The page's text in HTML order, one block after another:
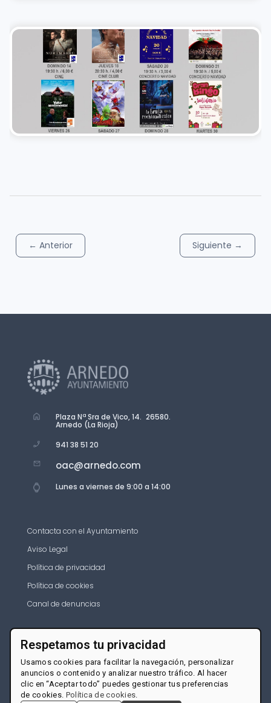
← Anterior Siguiente →
Plaza Nª Sra de Vico, 14. 26580.
Arnedo (La Rioja)
941 38 51 20
oac@arnedo.com
Lunes a viernes de 9:00 a 14:00
Contacta con el Ayuntamiento
Aviso Legal
Política de privacidad
Política de cookies
Canal de denuncias
Respetamos tu privacidad
Usamos cookies para facilitar la navegación, personalizar
anuncios o contenido y analizar nuestro tráfico. Al hacer
clic en “Aceptar todo” puedes gestionar tus preferencias
de cookies. Política de cookies.